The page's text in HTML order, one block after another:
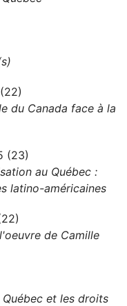
du Canada face à la
(23)
au Québec :
latino-américaines
de Camille
Québec et les droits